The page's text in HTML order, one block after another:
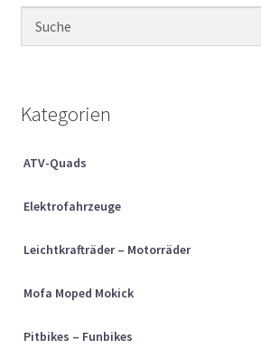
Sachs Ersatzteile
Über uns
Kategorien
ATV-Quads
Elektrofahrzeuge
Leichtkrafträder – Motorräder
Mofa Moped Mokick
Pitbikes – Funbikes